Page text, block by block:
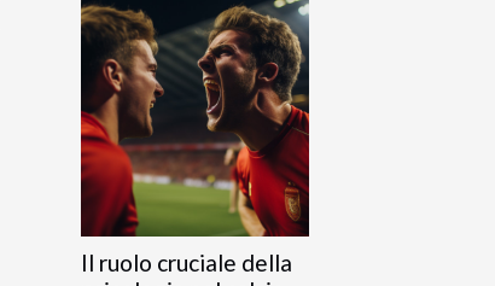
Il ruolo cruciale della